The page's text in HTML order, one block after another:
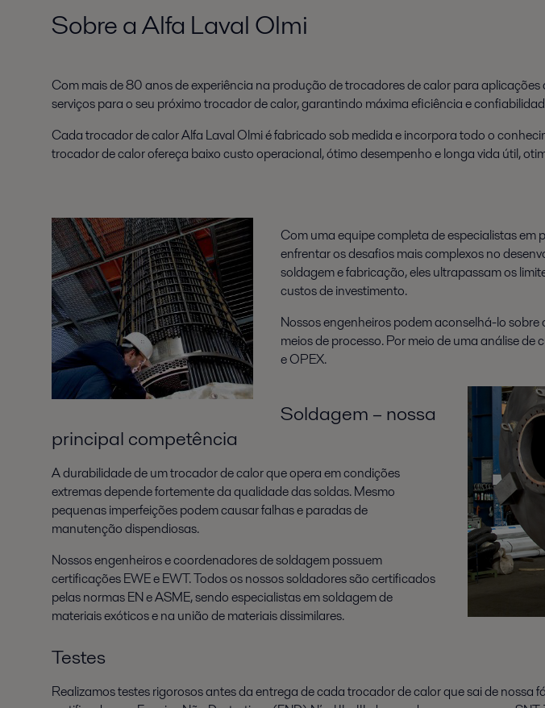
Sobre a Alfa Laval Olmi
Com mais de 80 anos de experiência na produção de trocadores de calor para
serviços para o seu próximo trocador de calor, garantindo máxima eficiência e
Cada trocador de calor Alfa Laval Olmi é fabricado sob medida e incorpora todo o
trocador de calor ofereça baixo custo operacional, ótimo desempenho e longa vida útil,
Com uma equipe completa de especialistas
enfrentar os desafios mais complexos no
soldagem e fabricação, eles ultrapassam os
custos de investimento.
Nossos engenheiros podem aconselhá-lo
meios de processo. Por meio de uma análise
e OPEX.
Soldagem – nossa
principal competência
A durabilidade de um trocador de calor que opera em condições
extremas depende fortemente da qualidade das soldas. Mesmo
pequenas imperfeições podem causar falhas e paradas de
manutenção dispendiosas.
Nossos engenheiros e coordenadores de soldagem possuem
certificações EWE e EWT. Todos os nossos soldadores são certificados
pelas normas EN e ASME, sendo especialistas em soldagem de
materiais exóticos e na união de materiais dissimilares.
Testes
Realizamos testes rigorosos antes da entrega de cada trocador de calor que sai de nossa